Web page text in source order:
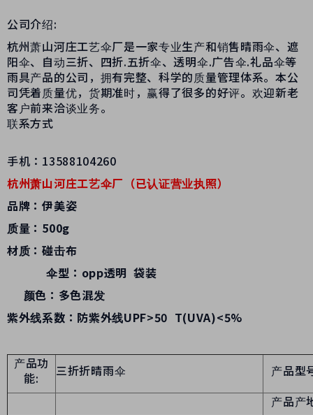
公司介绍:
杭州萧山河庄工艺伞厂是一家专业生产和销售晴雨伞、遮
阳伞、自动三折、四折.五折伞、透明伞.广告伞.礼品伞等
雨具产品的公司，拥有完整、科学的质量管理体系。本公
司凭着质量优，货期准时，赢得了很多的好评。欢迎新老
客户前来洽谈业务。
联系方式
手机：13588104260
杭州萧山河庄工艺伞厂（已认证营业执照）
品牌：伊美姿
质量：500g
材质：碰击布
伞型：opp透明 袋装
颜色：多色混发
紫外线系数：防紫外线UPF>50 T(UVA)<5%
产品功
能: 三折折晴雨伞
产品型
产品产